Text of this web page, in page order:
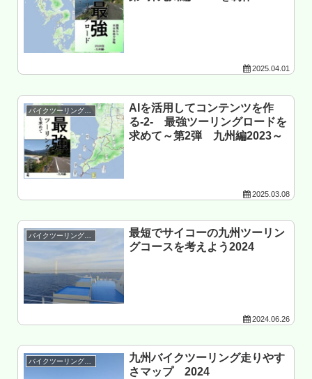
2025.04.01
バイクツーリング準備
AIを活用してコンテンツを作
る-2- 最強ツーリングロードを
求めて～第2弾 九州編2023～
2025.03.08
バイクツーリング準備
最短でサイコーの九州ツーリン
グコースを考えよう2024
2024.06.26
バイクツーリング準備
九州バイクツーリング走りやす
さマップ 2024